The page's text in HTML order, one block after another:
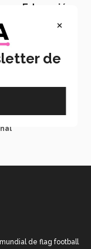
Educación
Morelia
de flag football
×
de